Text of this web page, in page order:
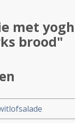
met
brood"